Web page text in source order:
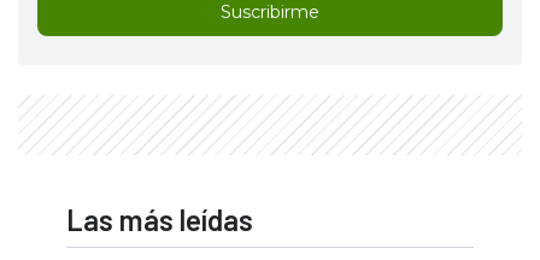
Suscribirme
Las más leídas